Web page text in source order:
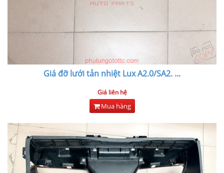
Giá đỡ lưới tản nhiệt Lux A2.0/SA2. ...
Giá liên hệ
Mua hàng